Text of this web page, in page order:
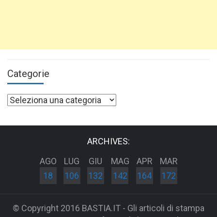
Categorie
Categorie
ARCHIVES:
AGO
18
LUG
106
GIU
132
MAG
142
APR
164
MAR
172
© Copyright 2016 BASTIA.IT - Gli articoli di stampa